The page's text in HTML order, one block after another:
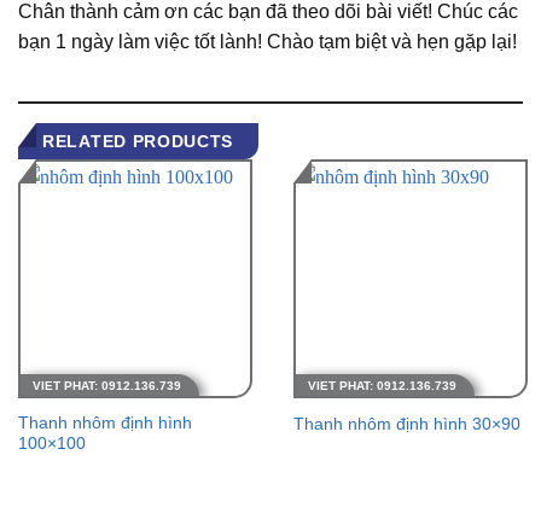
Chân thành cảm ơn các bạn đã theo dõi bài viết! Chúc các
bạn 1 ngày làm việc tốt lành! Chào tạm biệt và hẹn gặp lại!
RELATED PRODUCTS
Thanh nhôm định hình
100×100
Thanh nhôm định hình 30×90